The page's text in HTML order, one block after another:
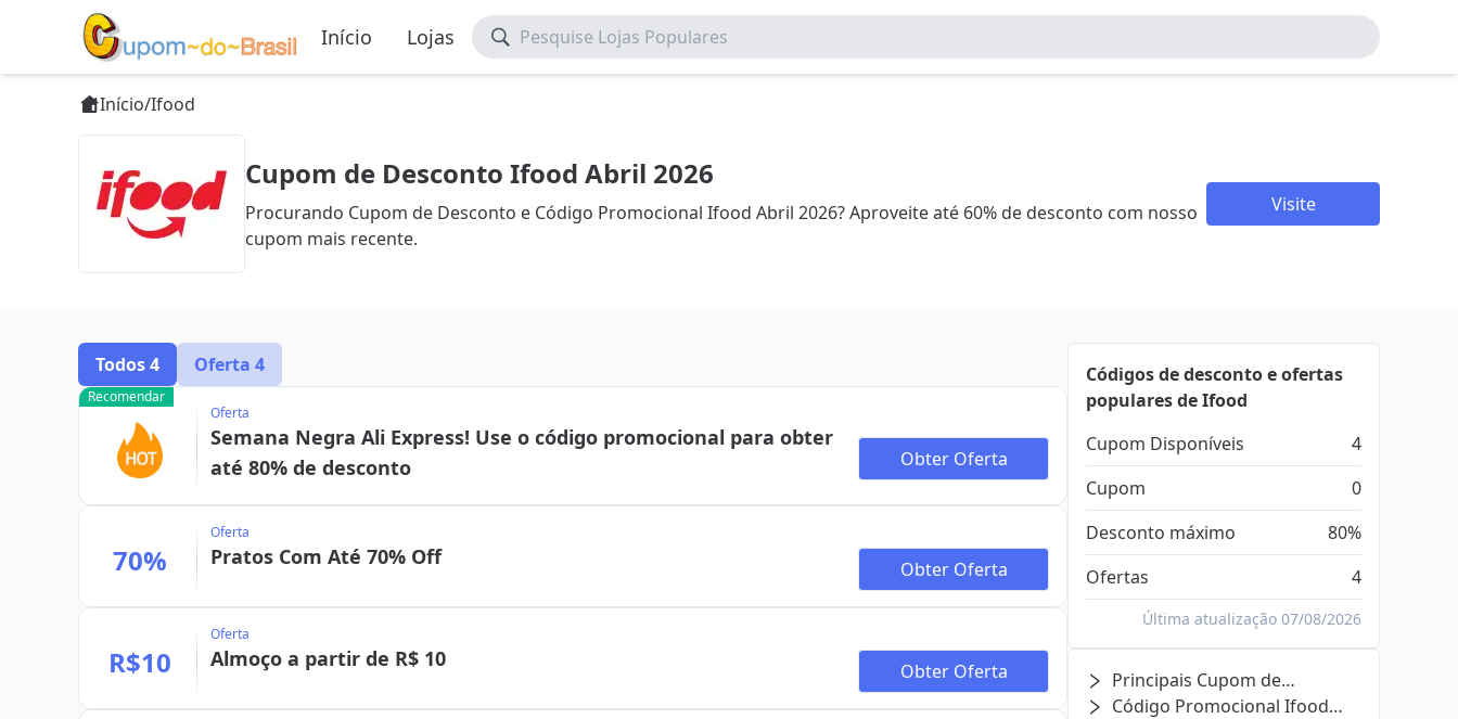
Início Lojas Pesquise Lojas Populares
Início/Ifood
Cupom de Desconto Ifood Abril 2026
Procurando Cupom de Desconto e Código Promocional Ifood Abril 2026? Aproveite até 60% de desconto com nosso
cupom mais recente.
Visite
Todos4 Oferta 4
Recomendar
Oferta
Semana Negra Ali Express! Use o código promocional para obter
até 80% de desconto
Obter Oferta
70%
Oferta
Pratos Com Até 70% Off Obter Oferta
R$10
Oferta
Almoço a partir de R$ 10 Obter Oferta
Códigos de desconto e ofertas
populares de Ifood
Cupom Disponíveis
4
Cupom
0
Desconto máximo
80%
Ofertas
4
Última atualização 07/08/2026
Principais Cupom de
Desconto Ifood
Código Promocional Ifood